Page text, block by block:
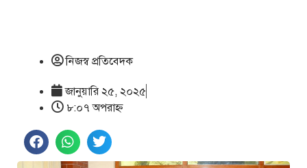
নিজস্ব প্রতিবেদক
জানুয়ারি ২৫, ২০২৫
৮:০৭ অপরাহ্ণ